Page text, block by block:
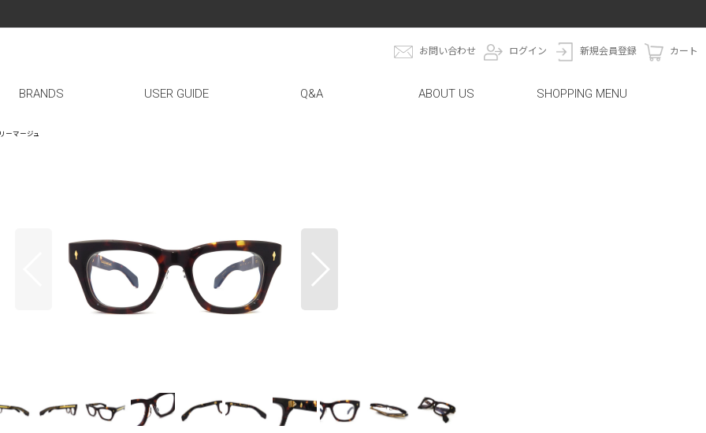
お問い合わせ ログイン 新規会員登録 カート
BRANDS USER GUIDE Q&A ABOUT US SHOPPING MENU
ーマージュ